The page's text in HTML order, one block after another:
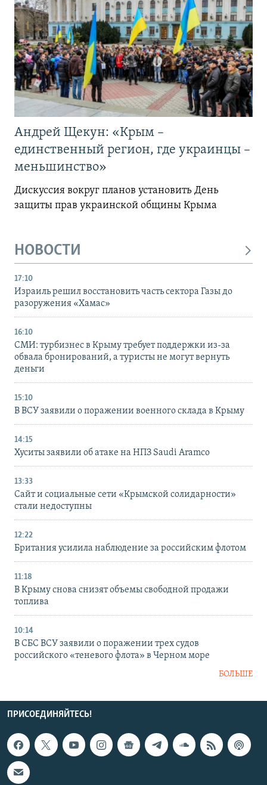
Андрей Щекун: «Крым –
единственный регион, где украинцы –
меньшинство»
Дискуссия вокруг планов установить День
защиты прав украинской общины Крыма
НОВОСТИ
17:10
Израиль решил восстановить часть сектора Газы до
разоружения «Хамас»
16:10
СМИ: турбизнес в Крыму требует поддержки из-за
обвала бронирований, а туристы не могут вернуть
деньги
15:10
В ВСУ заявили о поражении военного склада в Крыму
14:15
Хуситы заявили об атаке на НПЗ Saudi Aramco
13:33
Сайт и социальные сети «Крымской солидарности»
стали недоступны
12:22
Британия усилила наблюдение за российским флотом
11:18
В Крыму снова снизят объемы свободной продажи
топлива
10:14
В СБС ВСУ заявили о поражении трех судов
российского «теневого флота» в Черном море
БОЛЬШЕ
ПРИСОЕДИНЯЙТЕСЬ!